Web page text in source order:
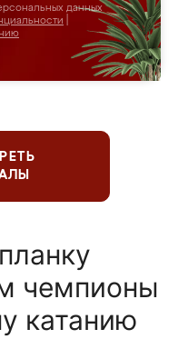
данных
чемпионы
катанию